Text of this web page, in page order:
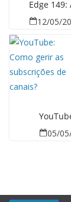
Edge
12/05/
05/